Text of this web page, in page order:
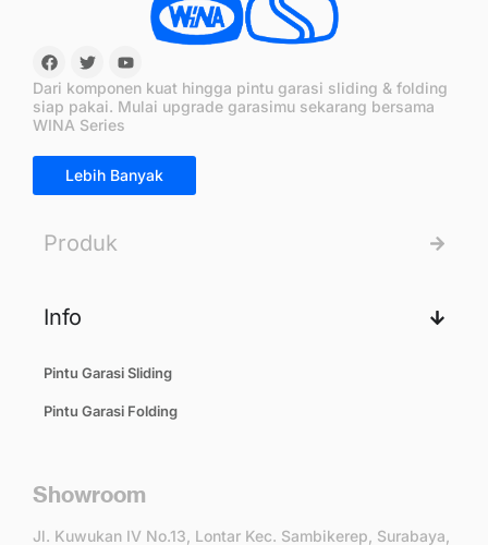
Dari komponen kuat hingga pintu garasi sliding & folding
siap pakai. Mulai upgrade garasimu sekarang bersama
WINA Series
Lebih Banyak
Produk
Info
Pintu Garasi Sliding
Pintu Garasi Folding
Showroom
Jl. Kuwukan IV No.13, Lontar Kec. Sambikerep, Surabaya,